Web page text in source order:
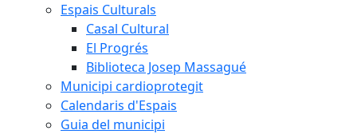
Espais Culturals
Casal Cultural
El Progrés
Biblioteca Josep Massagué
Municipi cardioprotegit
Calendaris d'Espais
Guia del municipi